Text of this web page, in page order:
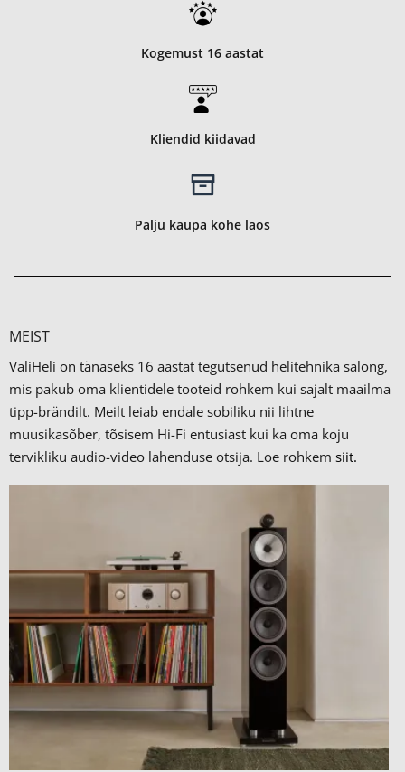
Kogemust 16 aastat
Kliendid kiidavad
Palju kaupa kohe laos
MEIST
ValiHeli on tänaseks 16 aastat tegutsenud helitehnika salong,
mis pakub oma klientidele tooteid rohkem kui sajalt maailma
tipp-brändilt. Meilt leiab endale sobiliku nii lihtne
muusikasõber, tõsisem Hi-Fi entusiast kui ka oma koju
tervikliku audio-video lahenduse otsija. Loe rohkem siit.